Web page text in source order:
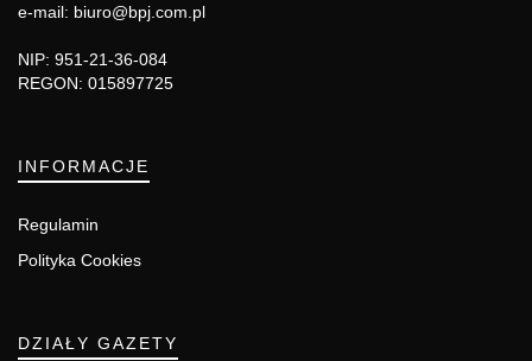
e-mail: biuro@bpj.com.pl
NIP: 951-21-36-084
REGON: 015897725
INFORMACJE
Regulamin
Polityka Cookies
DZIAŁY GAZETY